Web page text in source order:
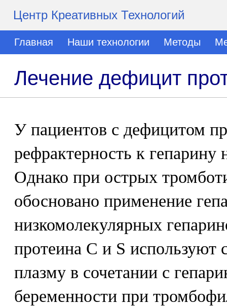
Центр Креативных Технологий
Главная Наши технологии Методы
Лечение дефицит
У пациентов с дефицитом
рефрактерность к гепарину
Однако при острых
обосновано применение
низкомолекулярных
протеина С и S используют
плазму в сочетании с
беременности при